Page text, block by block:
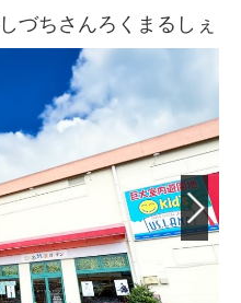
づちさんろくまるしぇ